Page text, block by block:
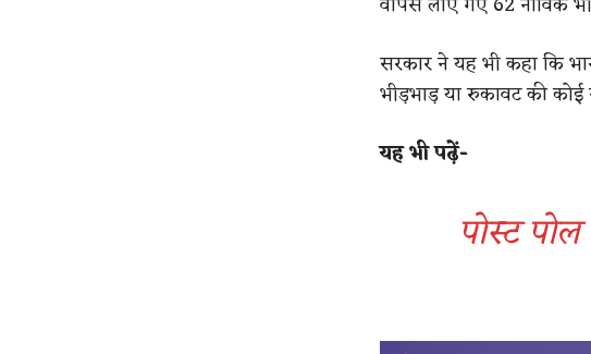
सरकार ने यह भी कहा कि
भीड़भाड़ या रुकावट की कोई
यह भी पढ़ें-
पोस्ट